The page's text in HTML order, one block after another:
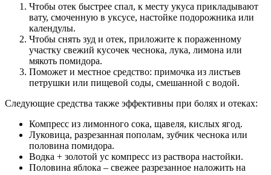
Чтобы отек быстрее спал, к месту укуса прикладывают
вату, смоченную в уксусе, настойке подорожника или
календулы.
Чтобы снять зуд и отек, приложите к пораженному
участку свежий кусочек чеснока, лука, лимона или
мякоть помидора.
Поможет и местное средство: примочка из листьев
петрушки или пищевой соды, смешанной с водой.
Следующие средства также эффективны при болях и отеках:
Компресс из лимонного сока, щавеля, кислых ягод.
Луковица, разрезанная пополам, зубчик чеснока или
половина помидора.
Водка + золотой ус компресс из раствора настойки.
Половина яблока – свежее разрезанное наложить на